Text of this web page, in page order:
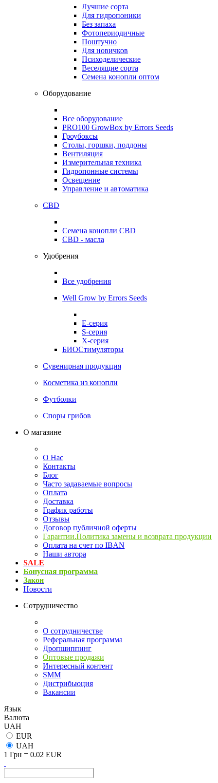
Лучшие сорта
Для гидропоники
Без запаха
Фотопериодичные
Поштучно
Для новичков
Психоделические
Веселящие сорта
Семена конопли оптом
Оборудование
Все оборудование
PRO100 GrowBox by Errors Seeds
Гроубоксы
Столы, горшки, поддоны
Вентиляция
Измерительная техника
Гидропонные системы
Освещение
Управление и автоматика
CBD
Семена конопли CBD
CBD - масла
Удобрения
Все удобрения
Well Grow by Errors Seeds
E-серия
S-серия
X-серия
БИОСтимуляторы
Сувенирная продукция
Косметика из конопли
Футболки
Споры грибов
О магазине
О Нас
Контакты
Блог
Часто задаваемые вопросы
Оплата
Доставка
График работы
Отзывы
Договор публичной оферты
Гарантии.Политика замены и возврата продукции
Оплата на счет по IBAN
Наши автора
SALE
Бонусная программа
Закон
Новости
Сотрудничество
О сотрудничестве
Реферальная программа
Дропшиппинг
Оптовые продажи
Интересный контент
SMM
Дистрибьюция
Вакансии
Язык
Валюта
UAH
EUR
UAH
1 Грн = 0.02 EUR